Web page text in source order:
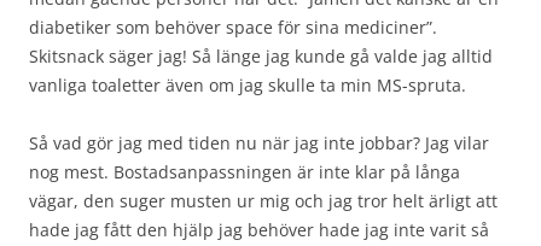
diabetiker som behöver space för sina mediciner”.
Skitsnack säger jag! Så länge jag kunde gå valde jag alltid
vanliga toaletter även om jag skulle ta min MS-spruta.
Så vad gör jag med tiden nu när jag inte jobbar? Jag vilar
nog mest. Bostadsanpassningen är inte klar på långa
vägar, den suger musten ur mig och jag tror helt ärligt att
hade jag fått den hjälp jag behöver hade jag inte varit så